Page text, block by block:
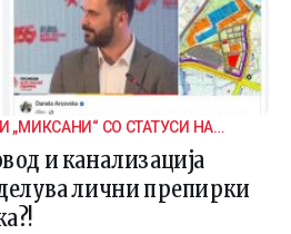
СО СТАТУСИ НА
и канализација
лични препирки